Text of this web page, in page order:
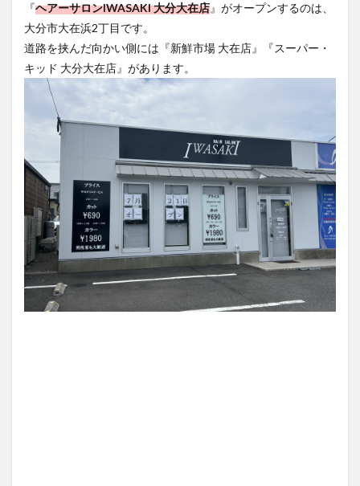
『ヘアーサロンIWASAKI 大分大在店』がオープンするのは、
大分市大在浜2丁目です。
道路を挟んだ向かい側には『新鮮市場 大在店』『スーパー・
キッド 大分大在店』があります。